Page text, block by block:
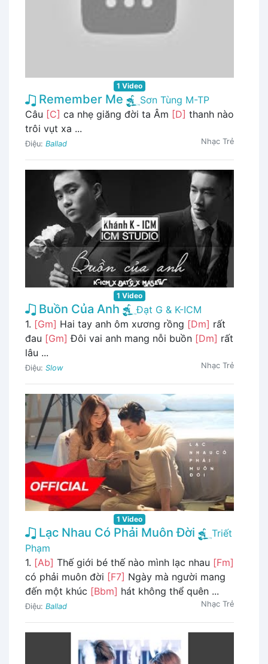
1 Video
Remember Me
Sơn Tùng M-TP
Câu [C] ca nhẹ giăng đời ta Âm [D] thanh nào
trôi vụt xa ...
Điệu: Ballad Nhạc Trẻ
1 Video
Buồn Của Anh
Đạt G & K-ICM
1. [Gm] Hai tay anh ôm xương rồng [Dm] rất
đau [Gm] Đôi vai anh mang nỗi buồn [Dm] rất
lâu ...
Điệu: Slow Nhạc Trẻ
1 Video
Lạc Nhau Có Phải Muôn Đời
Triết
Phạm
1. [Ab] Thế giới bé thế nào mình lạc nhau [Fm]
có phải muôn đời [F7] Ngày mà người mang
đến một khúc [Bbm] hát không thể quên ...
Điệu: Ballad Nhạc Trẻ